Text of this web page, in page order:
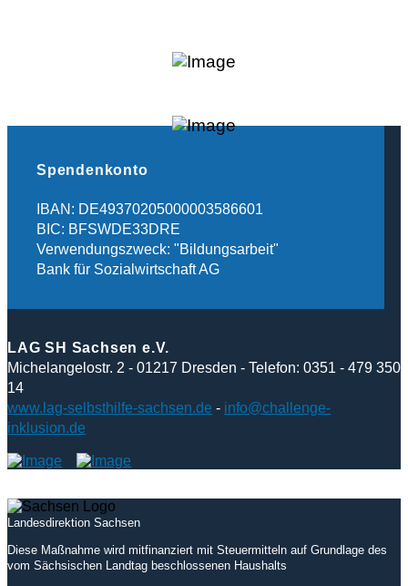
Spendenkonto
IBAN: DE49370205000003586601
BIC: BFSWDE33DRE
Verwendungszweck: "Bildungsarbeit"
Bank für Sozialwirtschaft AG
LAG SH Sachsen e.V.
Michelangelostr. 2 - 01217 Dresden - Telefon: 0351 - 479 350
14
www.lag-selbsthilfe-sachsen.de - info@challenge-
inklusion.de
Landesdirektion Sachsen
Diese Maßnahme wird mitfinanziert mit Steuermitteln auf Grundlage des
vom Sächsischen Landtag beschlossenen Haushalts